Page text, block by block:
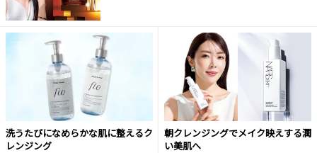
洗うたびになめらかな肌に整えるク
レンジング
朝クレンジングでメイク映えする潤
い美肌へ